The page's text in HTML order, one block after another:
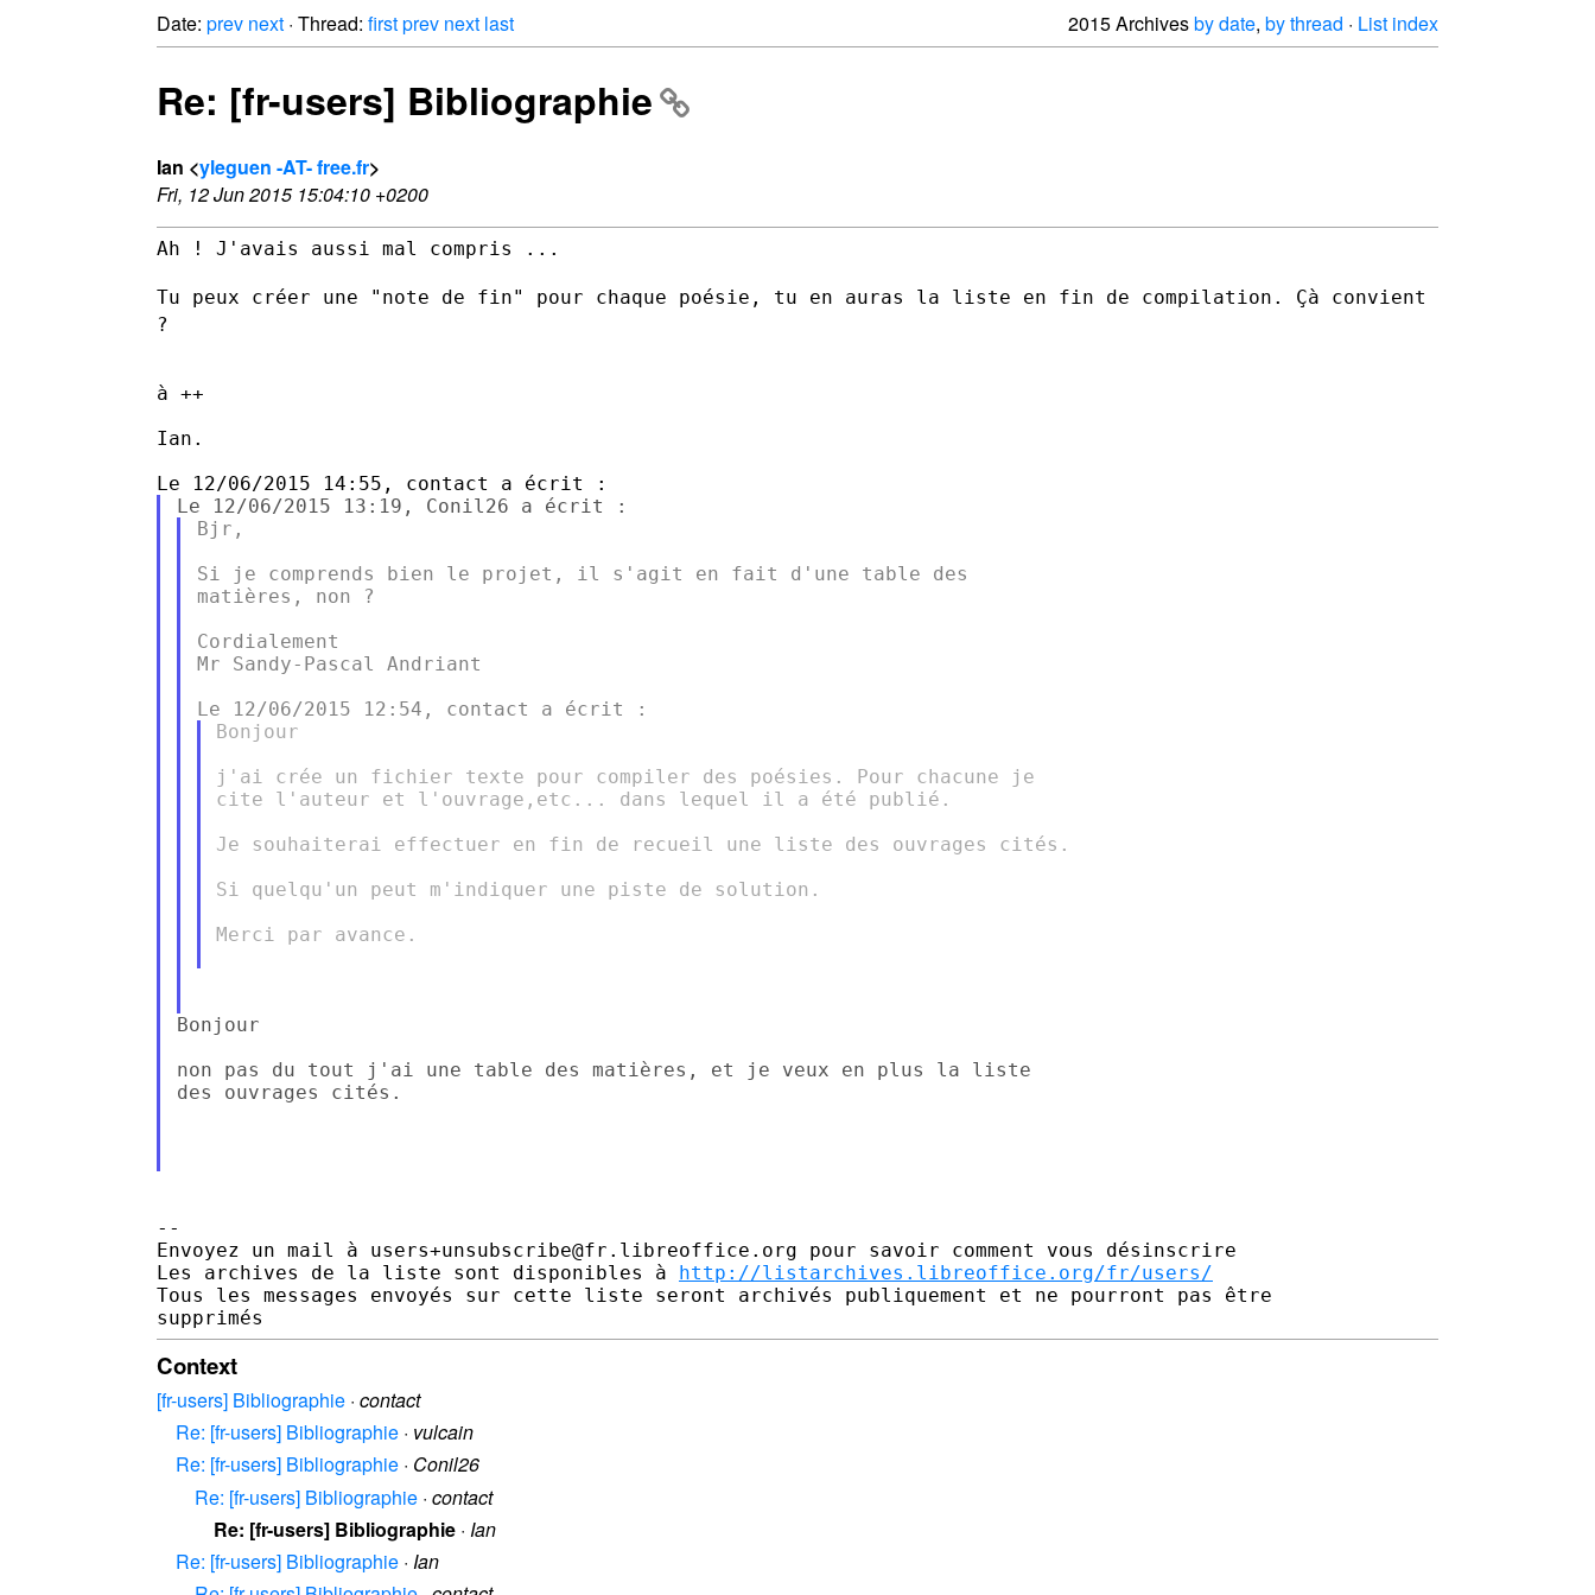
Date: prev next · Thread: firstprev next last 2015 Archivesby date, by thread · List index
Re: [fr-users] Bibliographie
Ian <yleguen -AT- free.fr>
Fri, 12 Jun 2015 15:04:10 +0200
Ah ! J'avais aussi mal compris ...
Tu peux créer une "note de fin" pour chaque poésie, tu en auras la liste en fin de compilation. Çà convient
?
à ++
Ian.
Bjr,
Si je comprends bien le projet, il s'agit en fait d'une table des
matières, non ?
Cordialement
Mr Sandy-Pascal Andriant
Bonjour
j'ai crée un fichier texte pour compiler des poésies. Pour chacune je
cite l'auteur et l'ouvrage,etc... dans lequel il a été publié.
Je souhaiterai effectuer en fin de recueil une liste des ouvrages cités.
Si quelqu'un peut m'indiquer une piste de solution.
Merci par avance.
Bonjour
non pas du tout j'ai une table des matières, et je veux en plus la liste
des ouvrages cités.
--
Envoyez un mail à users+unsubscribe@fr.libreoffice.org pour savoir comment vous désinscrire
Les archives de la liste sont disponibles à http://listarchives.libreoffice.org/fr/users/
Tous les messages envoyés sur cette liste seront archivés publiquement et ne pourront pas être
Context
[fr-users] Bibliographie · contact
Re: [fr-users] Bibliographie · vulcain
Re: [fr-users] Bibliographie · Conil26
Re: [fr-users] Bibliographie · contact
Re: [fr-users] Bibliographie · Ian
Re: [fr-users] Bibliographie · Ian